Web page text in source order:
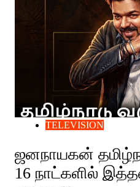
TELEVISION
ஜனநாயகன்
16 நாட்களில்